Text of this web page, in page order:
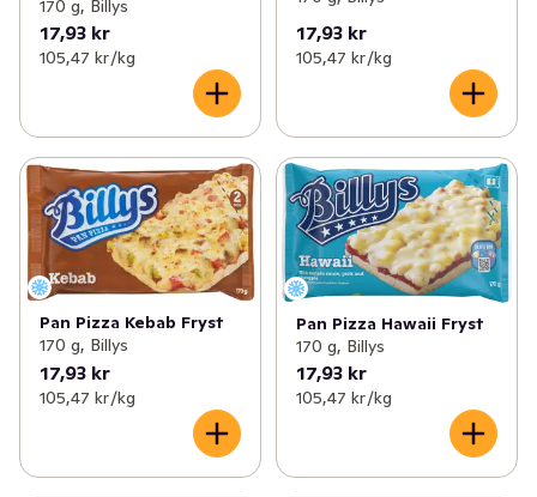
170 g, Billys
17,93 kr
105,47 kr /kg
17,93 kr
105,47 kr /kg
Pan Pizza Kebab Fryst
170 g, Billys
17,93 kr
105,47 kr /kg
Pan Pizza Hawaii Fryst
170 g, Billys
17,93 kr
105,47 kr /kg